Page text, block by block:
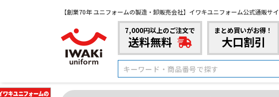
【創業70年 ユニフォームの製造・卸販売会社】イワキユニフォーム公式通販サ
7,000円以上のご注文で
送料無料
まとめ買いがお得！
大口割引